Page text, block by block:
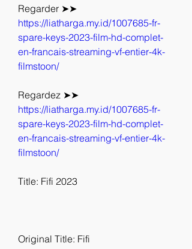
https://liatharga.my.id/1007685-fr-
spare-keys-2023-film-hd-complet-
en-francais-streaming-vf-entier-4k-
filmstoon/
https://liatharga.my.id/1007685-fr-
spare-keys-2023-film-hd-complet-
en-francais-streaming-vf-entier-4k-
filmstoon/
Title: Fifi 2023
Original Title: Fifi